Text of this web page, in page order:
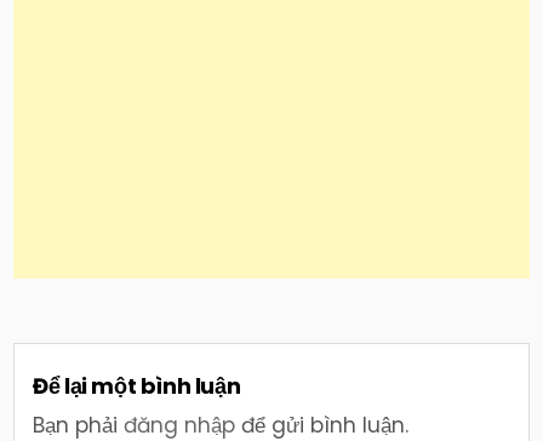
Để lại một bình luận
Bạn phảiđăng nhập để gửi bình luận.